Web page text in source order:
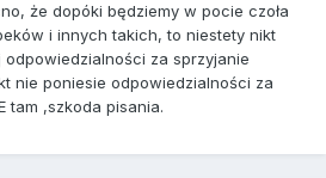
że dopóki będziemy w pocie czoła
i innych takich, to niestety nikt
za sprzyjanie
nie poniesie odpowiedzialności za
tam ,szkoda pisania.